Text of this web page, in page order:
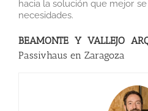
hacia la solución que mejor
necesidades.
BEAMONTE Y VALLEJO
Passivhaus en Zaragoza